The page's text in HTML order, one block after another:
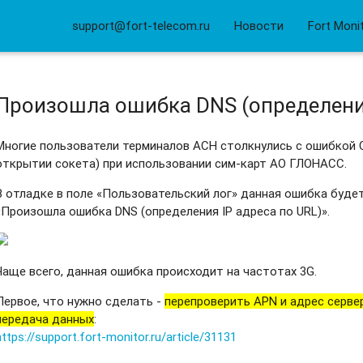
support@fort-telecom.ru Новости Fort
ошибка DNS
пользователи терминалов АСН столкнулись с ошибкой
сокета) при использовании сим-карт АО ГЛОНАСС.
отладке в поле «Пользовательский лог» данная ошибка
ошибка DNS (определения IP адреса по URL)».
всего, данная ошибка происходит на частотах 3G.
что нужно сделать -перепроверить APN и адрес
данных:
support.fort-monitor.ru/article/31131